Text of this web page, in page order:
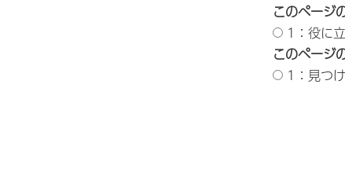
このページ
1：役に
このページ
1：見つ